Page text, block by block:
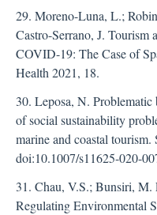
29. Moreno-Luna, L.;
Castro-Serrano, J.
COVID-19: The Case of
Health 2021, 18.
30. Leposa, N.
of social sustainability
marine and coastal tourism.
doi:10.1007/s11625-020-
31. Chau, V.S.; Bunsiri, M.
Regulating Environmental